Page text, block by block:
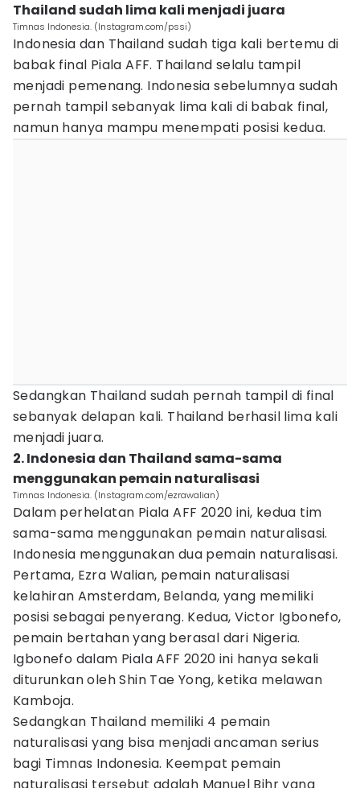
Thailand sudah lima kali menjadi juara
Timnas Indonesia. (Instagram.com/pssi)
Indonesia dan Thailand sudah tiga kali bertemu di
babak final Piala AFF. Thailand selalu tampil
menjadi pemenang. Indonesia sebelumnya sudah
pernah tampil sebanyak lima kali di babak final,
namun hanya mampu menempati posisi kedua.
Sedangkan Thailand sudah pernah tampil di final
sebanyak delapan kali. Thailand berhasil lima kali
menjadi juara.
2. Indonesia dan Thailand sama-sama
menggunakan pemain naturalisasi
Timnas Indonesia. (Instagram.com/ezrawalian)
Dalam perhelatan Piala AFF 2020 ini, kedua tim
sama-sama menggunakan pemain naturalisasi.
Indonesia menggunakan dua pemain naturalisasi.
Pertama, Ezra Walian, pemain naturalisasi
kelahiran Amsterdam, Belanda, yang memiliki
posisi sebagai penyerang. Kedua, Victor Igbonefo,
pemain bertahan yang berasal dari Nigeria.
Igbonefo dalam Piala AFF 2020 ini hanya sekali
diturunkan oleh Shin Tae Yong, ketika melawan
Kamboja.
Sedangkan Thailand memiliki 4 pemain
naturalisasi yang bisa menjadi ancaman serius
bagi Timnas Indonesia. Keempat pemain